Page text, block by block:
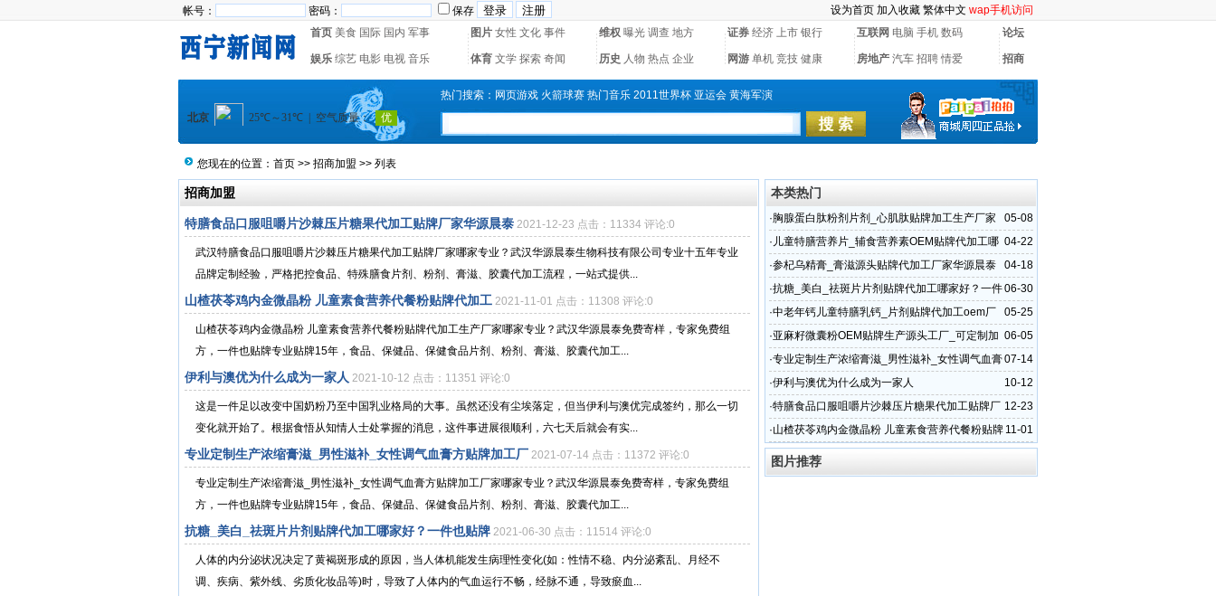
帐号： 密码： 保存 设为首页 加入收藏 繁体中文 wap手机访问
首页 美食 国际 国内 军事 图片 女性 文化 事件 维权 曝光 调查 地方 证券 经济 上市 银行 互联网 电脑 手机 数码 论坛
娱乐 综艺 电影 电视 音乐 体育 文学 探索 奇闻 历史 人物 热点 企业 网游 单机 竞技 健康 房地产 汽车 招聘 情爱 招商
热门搜索： 网页游戏 火箭球赛 热门音乐 2011世界杯 亚运会 黄海军演
您现在的位置： 首页 >> 招商加盟 >> 列表
招商加盟
特膳食品口服咀嚼片沙棘压片糖果代加工贴牌厂家华源晨泰 2021-12-23 点击：11334 评论:0
武汉特膳食品口服咀嚼片沙棘压片糖果代加工贴牌厂家哪家专业？武汉华源晨泰生物科技有限公司专业十五年专业
品牌定制经验，严格把控食品、特殊膳食片剂、粉剂、膏滋、胶囊代加工流程，一站式提供...
山楂茯苓鸡内金微晶粉 儿童素食营养代餐粉贴牌代加工 2021-11-01 点击：11308 评论:0
山楂茯苓鸡内金微晶粉 儿童素食营养代餐粉贴牌代加工生产厂家哪家专业？武汉华源晨泰免费寄样，专家免费组
方，一件也贴牌专业贴牌15年，食品、保健品、保健食品片剂、粉剂、膏滋、胶囊代加工...
伊利与澳优为什么成为一家人 2021-10-12 点击：11351 评论:0
这是一件足以改变中国奶粉乃至中国乳业格局的大事。虽然还没有尘埃落定，但当伊利与澳优完成签约，那么一切
变化就开始了。根据食悟从知情人士处掌握的消息，这件事进展很顺利，六七天后就会有实...
专业定制生产浓缩膏滋_男性滋补_女性调气血膏方贴牌加工厂 2021-07-14 点击：11372 评论:0
专业定制生产浓缩膏滋_男性滋补_女性调气血膏方贴牌加工厂家哪家专业？武汉华源晨泰免费寄样，专家免费组
方，一件也贴牌专业贴牌15年，食品、保健品、保健食品片剂、粉剂、膏滋、胶囊代加工...
抗糖_美白_祛斑片片剂贴牌代加工哪家好？一件也贴牌 2021-06-30 点击：11514 评论:0
人体的内分泌状况决定了黄褐斑形成的原因，当人体机能发生病理性变化(如：性情不稳、内分泌紊乱、月经不
调、疾病、紫外线、劣质化妆品等)时，导致了人体内的气血运行不畅，经脉不通，导致瘀血...
本类热门
05-08
· 胸腺蛋白肽粉剂片剂_心肌肽贴牌加工生产厂家
华源晨泰专家组方
04-22
· 儿童特膳营养片_辅食营养素OEM贴牌代加工哪
家好?
04-18
·参杞乌精膏_膏滋源头贴牌代加工厂家华源晨泰
专注大健康30年
06-30
·抗糖_美白_祛斑片片剂贴牌代加工哪家好？一件
也贴牌
05-25
·中老年钙儿童特膳乳钙_片剂贴牌代加工oem厂
家华源晨泰
06-05
·亚麻籽微囊粉OEM贴牌生产源头工厂_可定制加
工华源晨泰
07-14
·专业定制生产浓缩膏滋_男性滋补_女性调气血膏
方贴牌加工厂
10-12
·伊利与澳优为什么成为一家人
12-23
·特膳食品口服咀嚼片沙棘压片糖果代加工贴牌厂
家华源晨泰
11-01
·山楂茯苓鸡内金微晶粉 儿童素食营养代餐粉贴牌
代加工
图片推荐